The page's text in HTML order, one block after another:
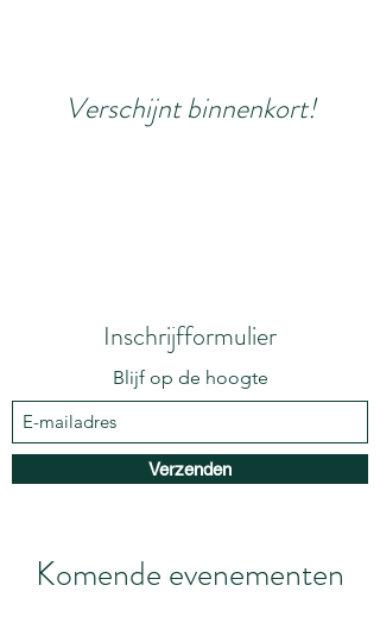
Verschijnt binnenkort!
Inschrijfformulier
Blijf op de hoogte
Verzenden
Komende evenementen